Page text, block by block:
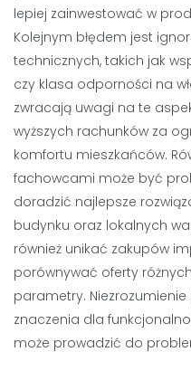
lepiej zainwestować w
Kolejnym błędem jest
technicznych, takich jak
czy klasa odporności na
zwracają uwagi na te
wyższych rachunków za
komfortu mieszkańców.
fachowcami może być
doradzić najlepsze
budynku oraz lokalnych
również unikać zakupów
porównywać oferty
parametry.
znaczenia dla
może prowadzić do